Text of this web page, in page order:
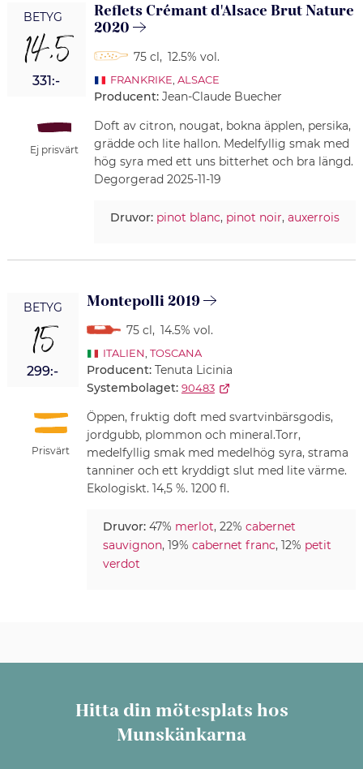
BETYG
14,5
331:-
Ej prisvärt
Reflets Crémant d'Alsace Brut Nature
2020
75 cl, 12.5% vol.
FRANKRIKE ALSACE
Producent: Jean-Claude Buecher
Doft av citron, nougat, bokna äpplen, persika,
grädde och lite hallon. Medelfyllig smak med
hög syra med ett uns bitterhet och bra längd.
Degorgerad 2025-11-19
Druvor: pinot blanc, pinot noir, auxerrois
BETYG
15
299:-
Prisvärt
Montepolli 2019
75 cl, 14.5% vol.
ITALIEN TOSCANA
Producent: Tenuta Licinia
Systembolaget: 90483
Öppen, fruktig doft med svartvinbärsgodis,
jordgubb, plommon och mineral.Torr,
medelfyllig smak med medelhög syra, strama
tanniner och ett kryddigt slut med lite värme.
Ekologiskt. 14,5 %. 1200 fl.
Druvor:47% merlot, 22% cabernet
sauvignon, 19% cabernet franc, 12% petit
verdot
Hitta din mötesplats hos
Munskänkarna